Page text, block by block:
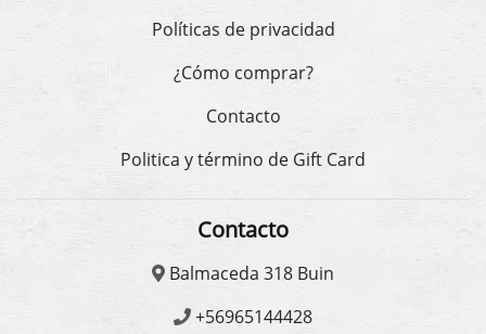
Políticas de privacidad
¿Cómo comprar?
Contacto
Politica y término de Gift Card
Contacto
Balmaceda 318 Buin
+56965144428